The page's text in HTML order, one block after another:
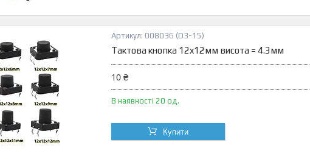
008036 (D3-15)
Тактова кнопка 12x12мм висота = 4.3мм
10 ₴
В наявності 20 од.
Купити